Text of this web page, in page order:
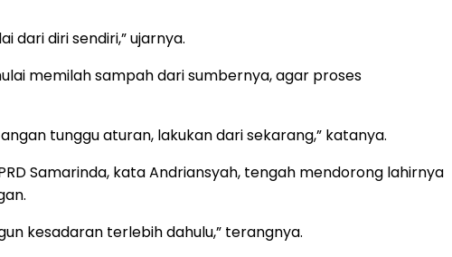
dari diri sendiri,” ujarnya.
memilah sampah dari sumbernya, agar proses
tunggu aturan, lakukan dari sekarang,” katanya.
Samarinda, kata Andriansyah, tengah mendorong lahirnya
kesadaran terlebih dahulu,” terangnya.